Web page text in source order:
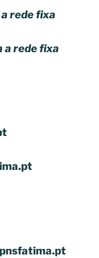
rede fixa
a rede fixa